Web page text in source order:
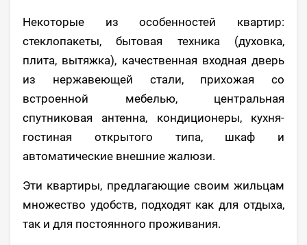
Некоторые из особенностей квартир:
стеклопакеты, бытовая техника (духовка,
плита, вытяжка), качественная входная дверь
из нержавеющей стали, прихожая со
встроенной мебелью, центральная
спутниковая антенна, кондиционеры, кухня-
гостиная открытого типа, шкаф и
автоматические внешние жалюзи.
Эти квартиры, предлагающие своим жильцам
множество удобств, подходят как для отдыха,
так и для постоянного проживания.